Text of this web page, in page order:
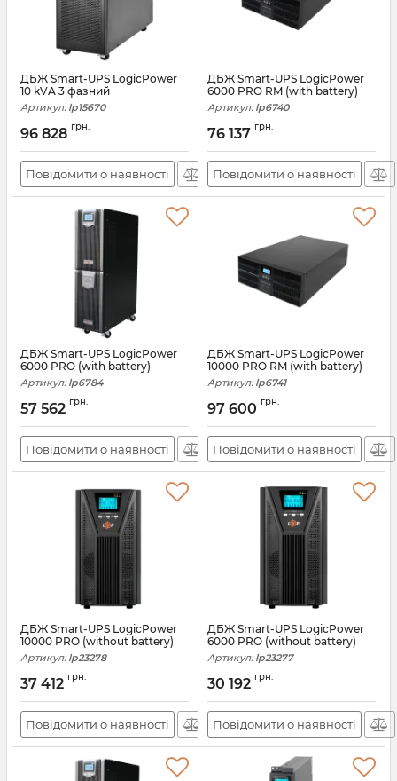
ДБЖ Smart-UPS LogicPower
10 kVA 3 фазний
Артикул: lp15670
96 828 грн.
Повідомити о наявності
ДБЖ Smart-UPS LogicPower
6000 PRO RM (with battery)
Артикул: lp6740
76 137 грн.
Повідомити о наявності
ДБЖ Smart-UPS LogicPower
6000 PRO (with battery)
Артикул: lp6784
57 562 грн.
Повідомити о наявності
ДБЖ Smart-UPS LogicPower
10000 PRO RM (with battery)
Артикул: lp6741
97 600 грн.
Повідомити о наявності
ДБЖ Smart-UPS LogicPower
10000 PRO (without battery)
Артикул: lp23278
37 412 грн.
Повідомити о наявності
ДБЖ Smart-UPS LogicPower
6000 PRO (without battery)
Артикул: lp23277
30 192 грн.
Повідомити о наявності